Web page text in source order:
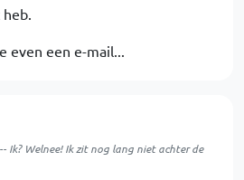
even een e-mail...
Ik? Welnee! Ik zit nog lang niet achter de